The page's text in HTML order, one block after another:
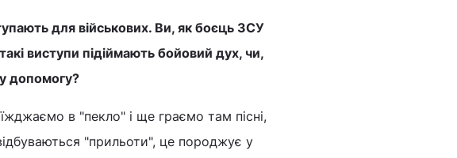
для військових. Ви, як боєць ЗСУ
виступи підіймають бойовий дух, чи,
допомогу?
в "пекло" і ще граємо там пісні,
"прильоти", це породжує у